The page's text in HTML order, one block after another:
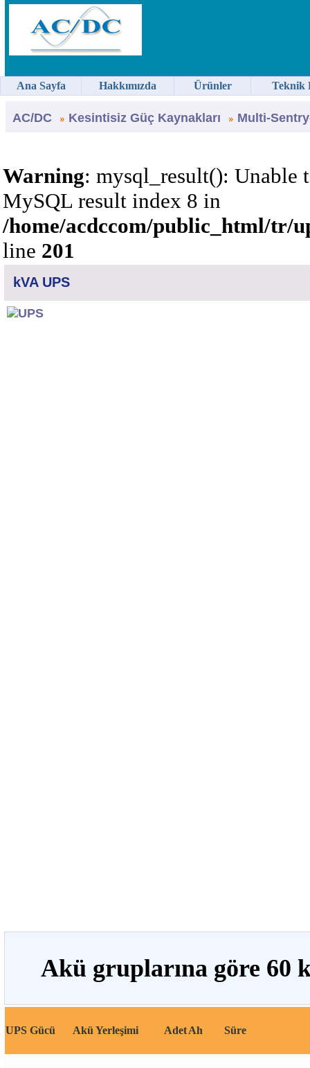
AC/DC Kesintisiz Güç Kaynakları Multi-
Warning: mysql_result(): Unable
MySQL result index 8 in
/home/acdccom/public_html/tr/
line 201
kVA UPS
Akü gruplarına göre 60
UPS Gücü Akü Yerleşimi AdetAh Süre
Ana Sayfa Hakkımızda Ürünler Teknik